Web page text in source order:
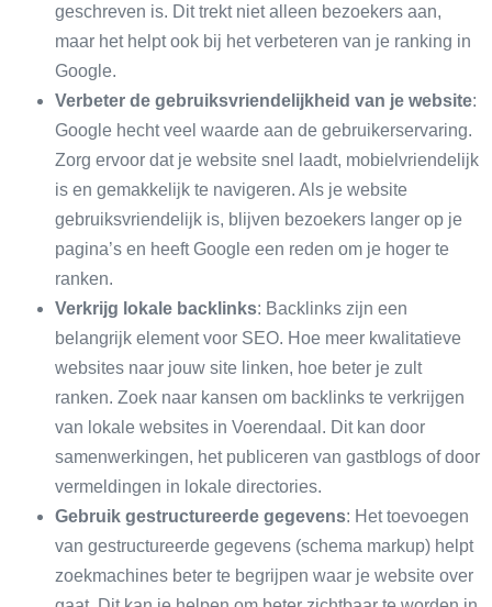
geschreven is. Dit trekt niet alleen bezoekers aan,
maar het helpt ook bij het verbeteren van je ranking in
Google.
Verbeter de gebruiksvriendelijkheid van je website:
Google hecht veel waarde aan de gebruikerservaring.
Zorg ervoor dat je website snel laadt, mobielvriendelijk
is en gemakkelijk te navigeren. Als je website
gebruiksvriendelijk is, blijven bezoekers langer op je
pagina’s en heeft Google een reden om je hoger te
ranken.
Verkrijg lokale backlinks: Backlinks zijn een
belangrijk element voor SEO. Hoe meer kwalitatieve
websites naar jouw site linken, hoe beter je zult
ranken. Zoek naar kansen om backlinks te verkrijgen
van lokale websites in Voerendaal. Dit kan door
samenwerkingen, het publiceren van gastblogs of door
vermeldingen in lokale directories.
Gebruik gestructureerde gegevens: Het toevoegen
van gestructureerde gegevens (schema markup) helpt
zoekmachines beter te begrijpen waar je website over